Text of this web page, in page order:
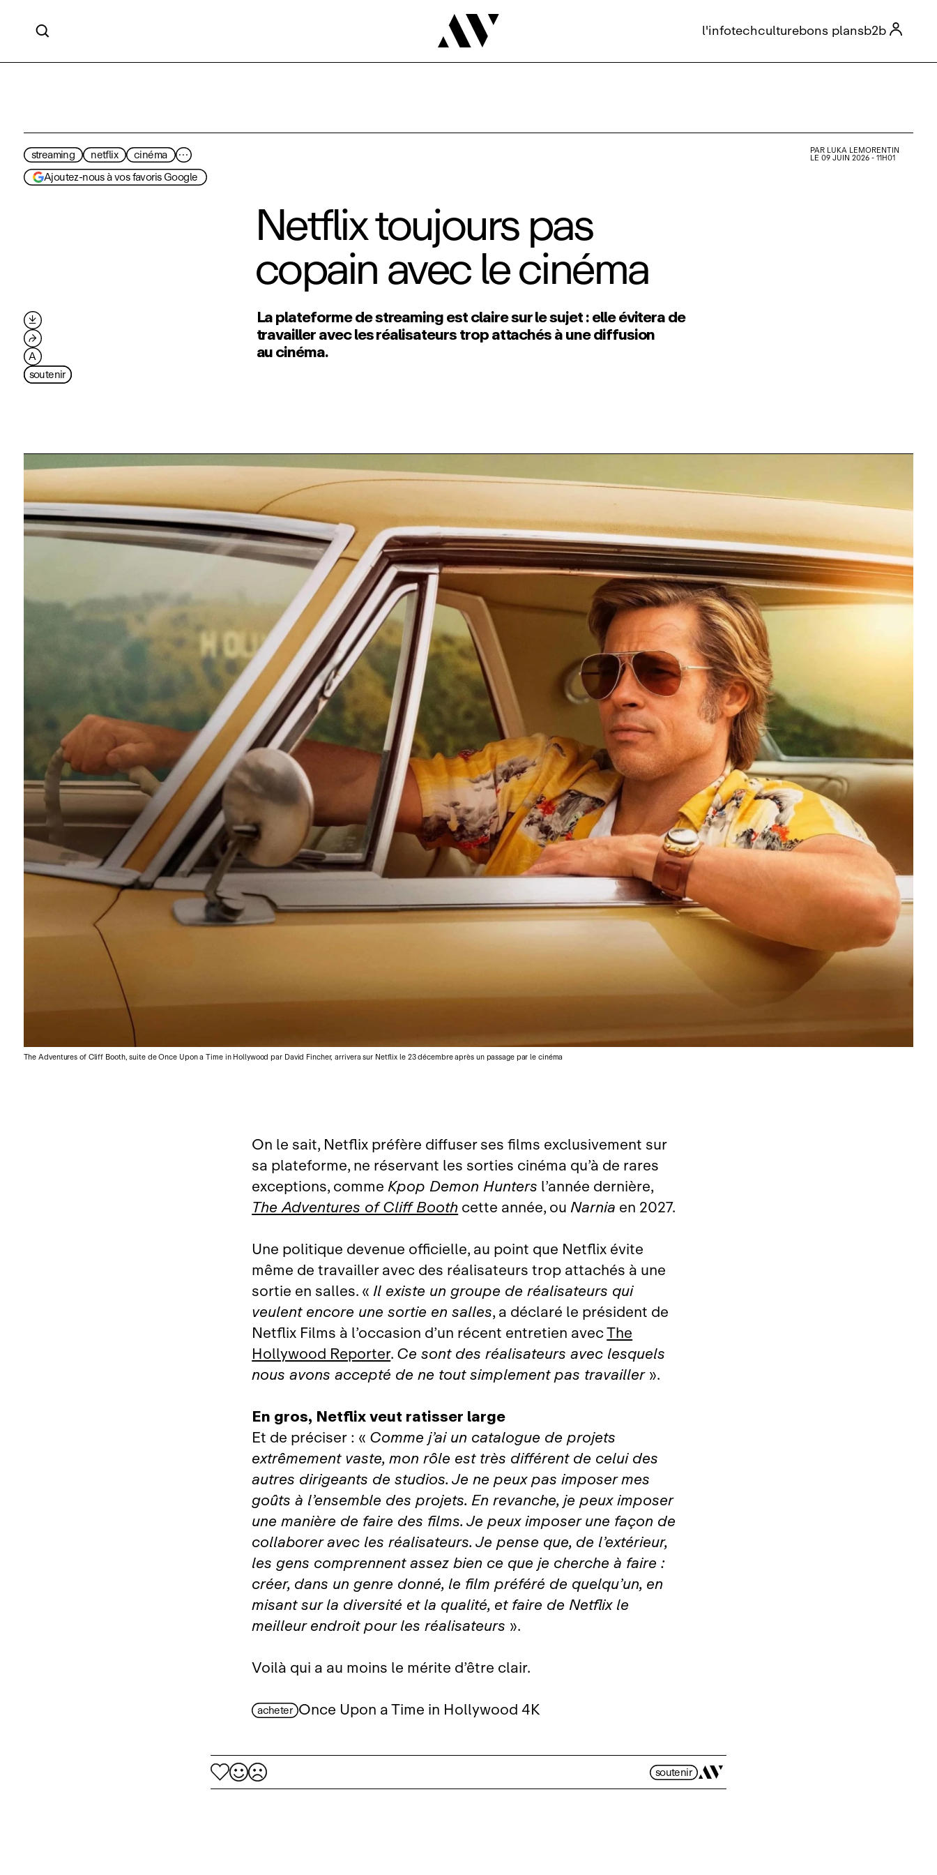

 l'infotechculturebons plansb2b
streaming netflix cinéma
···
Ajoutez-nous à vos favoris Google
PAR LUKA LEMORENTIN
LE 09 JUIN 2026 - 11H01
Netflix toujours pas
copain avec le cinéma
La plateforme de streaming est claire sur le sujet : elle évitera de
travailler avec les réalisateurs trop attachés à une diffusion
au cinéma.

⮫
A
soutenir
The Adventures of Cliff Booth, suite de Once Upon a Time in Hollywood par David Fincher, arrivera sur Netflix le 23 décembre après un passage par le cinéma
On le sait, Netflix préfère diffuser ses films exclusivement sur
sa plateforme, ne réservant les sorties cinéma qu’à de rares
exceptions, commeKpop Demon Hunters l’année dernière,
The Adventures of Cliff Boothcette année, ouNarnia en 2027.
Une politique devenue officielle, au point que Netflix évite
même de travailler avec des réalisateurs trop attachés à une
sortie en salles. «Il existe un groupe de réalisateurs qui
veulent encore une sortie en salles, a déclaré le président de
Netflix Films à l’occasion d’un récent entretien avecThe
Hollywood Reporter.Ce sont des réalisateurs avec lesquels
nous avons accepté de ne tout simplement pas travailler».
En gros, Netflix veut ratisser large
Et de préciser : « Comme j’ai un catalogue de projets
extrêmement vaste, mon rôle est très différent de celui des
autres dirigeants de studios. Je ne peux pas imposer mes
goûts à l’ensemble des projets. En revanche, je peux imposer
une manière de faire des films. Je peux imposer une façon de
collaborer avec les réalisateurs. Je pense que, de l’extérieur,
les gens comprennent assez bien ce que je cherche à faire :
créer, dans un genre donné, le film préféré de quelqu’un, en
misant sur la diversité et la qualité, et faire de Netflix le
meilleur endroit pour les réalisateurs ».
Voilà qui a au moins le mérite d’être clair.
acheter Once Upon a Time in Hollywood 4K
soutenir